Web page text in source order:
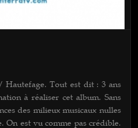
Hautefage. Tout est dit : 3 ans
à réaliser cet album. Sans
des milieux musicaux nulles
est vu comme pas crédible.